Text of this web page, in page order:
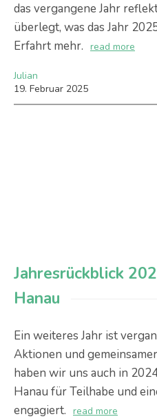
das vergangene Jahr
überlegt, was das Jahr
Erfahrt mehr. read more
Julian
19. Februar 2025
Jahresrückblick
Hanau
Ein weiteres Jahr ist
Aktionen und
haben wir uns auch in
Hanau für Teilhabe und
engagiert. read more